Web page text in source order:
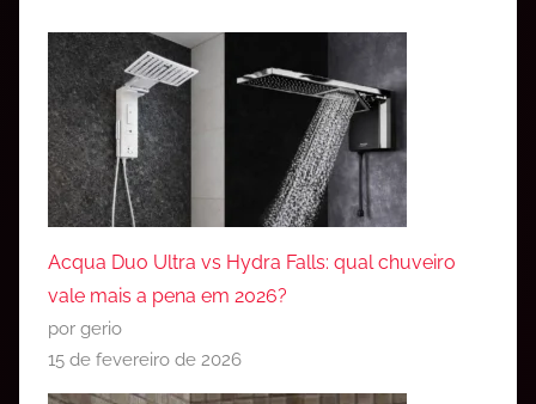
Acqua Duo Ultra vs Hydra Falls: qual chuveiro
vale mais a pena em 2026?
por gerio
15 de fevereiro de 2026